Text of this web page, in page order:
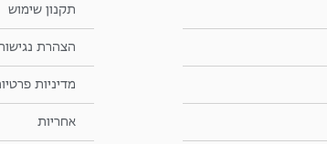
תקנון שימוש
הצהרת
מדיניות
אחריות